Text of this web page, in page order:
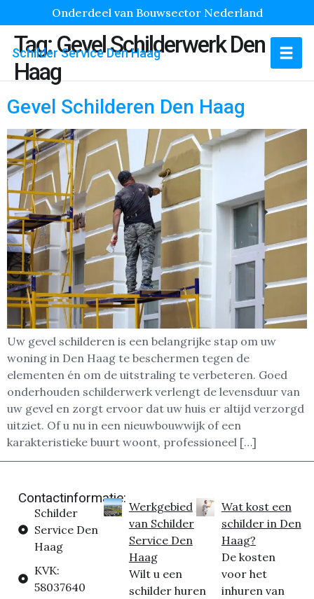
Onderdeel van Bouwsector Nederland
Schilder Service Den Haag
Tag:Gevel Schilderwerk Den
Haag
Gevel Schilderen Den Haag
Uw gevel schilderen is een belangrijke stap om uw
woning in Den Haag te beschermen tegen de
elementen én om de uitstraling te verbeteren. Goed
onderhouden schilderwerk verlengt de levensduur van
uw gevel en zorgt ervoor dat uw huis er altijd verzorgd
uitziet. Of u nu in een nieuwbouwwijk of een
karakteristieke buurt woont, professioneel […]
Contactinformatie:
Schilder
Service Den
Haag
KVK:
58037640
Werkgebied
van Schilder
Service Den
Haag
Wilt u een
schilder huren
Wat kost een
schilder in Den
Haag?
De kosten
voor het
inhuren van